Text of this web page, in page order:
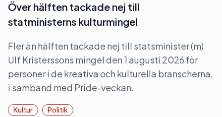
Över hälften tackade nej till
statministerns kulturmingel
Fler än hälften tackade nej till statsminister (m)
Ulf Kristerssons mingel den 1 augusti 2026 för
personer i de kreativa och kulturella branscherna,
i samband med Pride-veckan.
Kultur Politik